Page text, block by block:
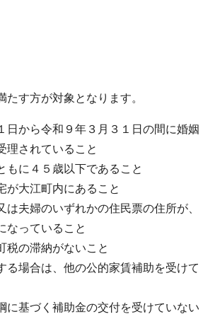
す方が対象となります。
日から令和９年３月３１日の間に婚姻
理されていること
もに４５歳以下であること
が大江町内にあること
は夫婦のいずれかの住民票の住所が、
なっていること
税の滞納がないこと
る場合は、他の公的家賃補助を受けて
に基づく補助金の交付を受けていない